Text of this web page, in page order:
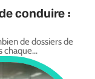
conduire :
de dossiers de
chaque…